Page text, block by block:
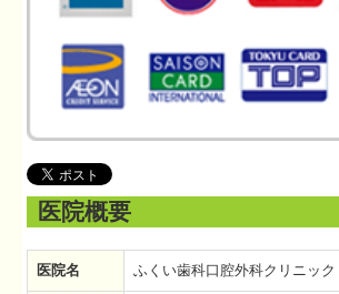
医院概要
医院名 ふくい歯科口腔外科クリニック